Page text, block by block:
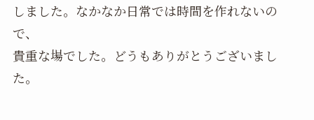
しました。なかなか日常では時間を作れないの
で、
貴重な場でした。どうもありがとうございまし
た。